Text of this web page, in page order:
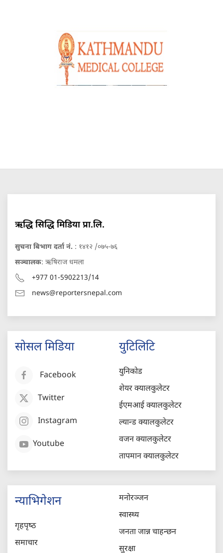
ऋद्धि सिद्धि मिडिया प्रा.लि.
सुचना बिभाग दर्ता नं. : १४१२ /०७५-७६
सञ्चालक: ऋषिराज धमला
+977 01-5902213/14
news@reportersnepal.com
सोसल मिडिया
Facebook
Twitter
Instagram
Youtube
युटिलिटि
युनिकोड
शेयर क्यालकुलेटर
ईएमआई क्यालकुलेटर
ल्यान्ड क्यालकुलेटर
वजन क्यालकुलेटर
तापमान क्यालकुलेटर
न्याभिगेशन
गृहपृष्‍ठ
समाचार
मनोरञ्जन
स्वास्थ्य
जनता जान्न चाहन्छन
सुरक्षा